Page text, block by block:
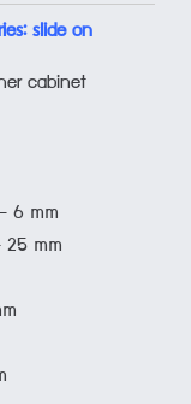
slide on
cabinet
6 mm
25 mm